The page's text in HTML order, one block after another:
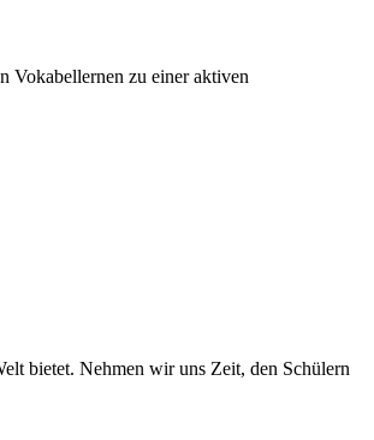
Vokabellernen zu einer aktiven
bietet. Nehmen wir uns Zeit, den Schülern